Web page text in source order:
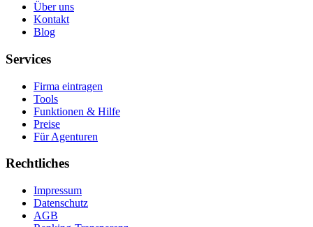
Über uns
Kontakt
Blog
Services
Firma eintragen
Tools
Funktionen & Hilfe
Preise
Für Agenturen
Rechtliches
Impressum
Datenschutz
AGB